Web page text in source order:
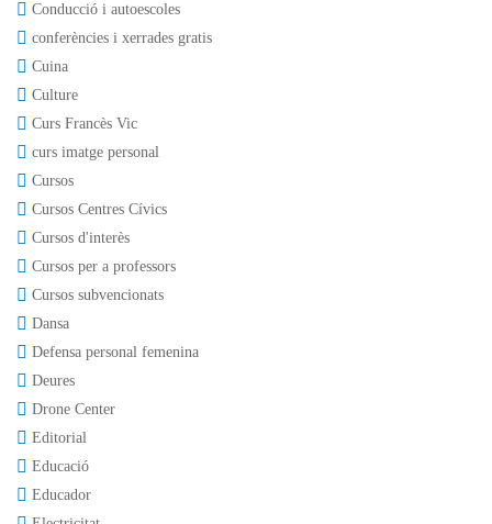
Conducció i autoescoles
conferències i xerrades gratis
Cuina
Culture
Curs Francès Vic
curs imatge personal
Cursos
Cursos Centres Cívics
Cursos d'interès
Cursos per a professors
Cursos subvencionats
Dansa
Defensa personal femenina
Deures
Drone Center
Editorial
Educació
Educador